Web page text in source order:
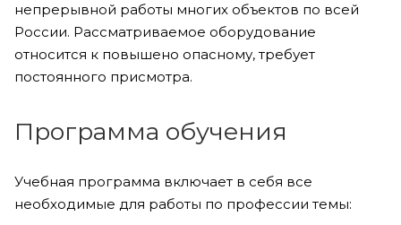
непрерывной работы многих объектов по всей
России. Рассматриваемое оборудование
относится к повышено опасному, требует
постоянного присмотра.
Программа обучения
Учебная программа включает в себя все
необходимые для работы по профессии темы: